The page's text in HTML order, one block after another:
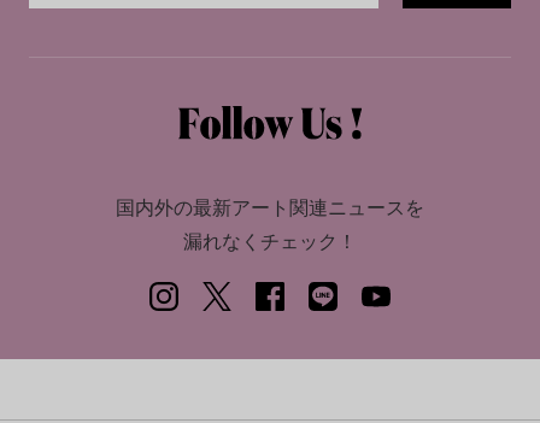
国内外の最新アート関連ニュースを
漏れなくチェック！